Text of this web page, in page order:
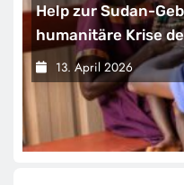
Help zur Sudan-
humanitäre Krise
13. April 2026